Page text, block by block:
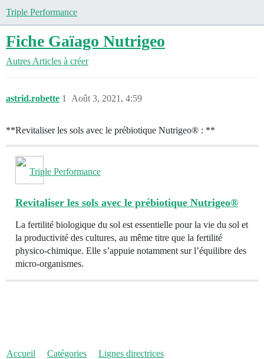
Triple Performance
Fiche Gaïago Nutrigeo
Autres Articles à créer
astrid.robette Août 3, 2021, 4:59
1
**Revitaliser les sols avec le prébiotique Nutrigeo® : **
Triple Performance
Revitaliser les sols avec le prébiotique Nutrigeo®
La fertilité biologique du sol est essentielle pour la vie du sol et
la productivité des cultures, au même titre que la fertilité
physico-chimique. Elle s’appuie notamment sur l’équilibre des
micro-organismes.
Accueil Catégories Lignes directrices